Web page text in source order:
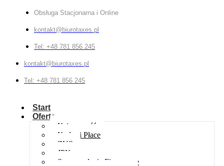
Obsługa Stacjonarna i Online
kontakt@biurotaxes.pl
Tel: +48 781 856 245
kontakt@biurotaxes.pl
Tel: +48 781 856 245
Start
Oferta
Księgowość
Kadry i Płace
ZUS
JPK
Sprawozdania Finansowe